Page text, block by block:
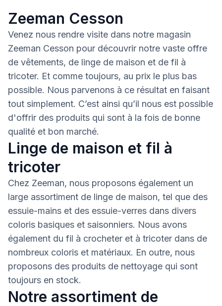
Zeeman Cesson
Venez nous rendre visite dans notre magasin
Zeeman Cesson pour découvrir notre vaste offre
de vêtements, de linge de maison et de fil à
tricoter. Et comme toujours, au prix le plus bas
possible. Nous parvenons à ce résultat en faisant
tout simplement. C’est ainsi qu’il nous est possible
d'offrir des produits qui sont à la fois de bonne
qualité et bon marché.
Linge de maison et fil à
tricoter
Chez Zeeman, nous proposons également un
large assortiment de linge de maison, tel que des
essuie-mains et des essuie-verres dans divers
coloris basiques et saisonniers. Nous avons
également du fil à crocheter et à tricoter dans de
nombreux coloris et matériaux. En outre, nous
proposons des produits de nettoyage qui sont
toujours en stock.
Notre assortiment de